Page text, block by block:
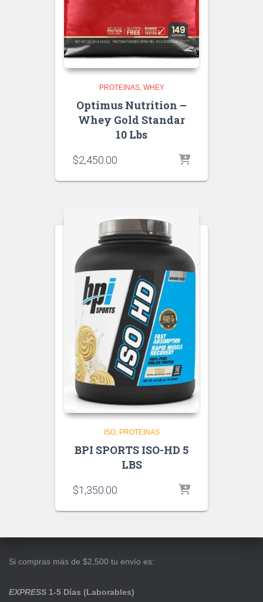
PROTEINAS WHEY
Optimus Nutrition –
Whey Gold Standar
10 Lbs
$2,450.00
ISO PROTEINAS
BPI SPORTS ISO-HD 5
LBS
$1,350.00
Si compras más de $2,500 tu envío es:
EXPRESS 1-5 Días (Laborables)